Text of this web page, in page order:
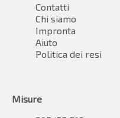
Contatti
Chi siamo
Impronta
Aiuto
Politica dei resi
Misure